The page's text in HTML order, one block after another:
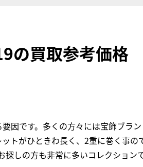
の買取参考価格
因です。多くの方々には宝飾ブラ
トがひときわ長く、2重に巻く事の
しの方も非常に多いコレクション